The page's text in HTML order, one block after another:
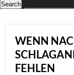
WENN
FEHLEN